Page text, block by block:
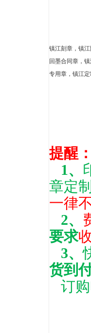
镇江刻章 ， 镇江
回墨合同章 ，
专用章 ， 镇江
提醒：
1、
章定
一律
2、
要求
3、
货到
订购